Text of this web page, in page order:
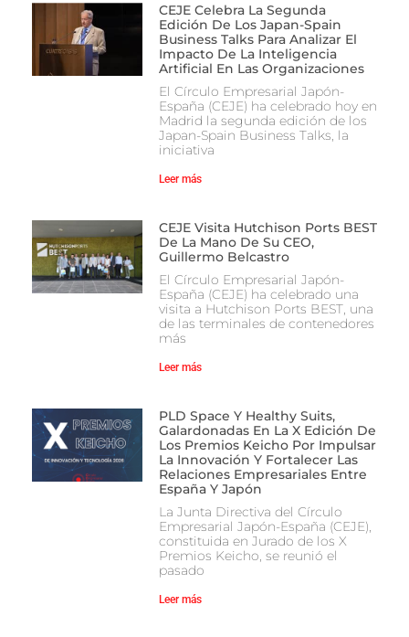
CEJE Celebra La Segunda
Edición De Los Japan-Spain
Business Talks Para Analizar El
Impacto De La Inteligencia
Artificial En Las Organizaciones
El Círculo Empresarial Japón-
España (CEJE) ha celebrado hoy en
Madrid la segunda edición de los
Japan-Spain Business Talks, la
iniciativa
Leer más
CEJE Visita Hutchison Ports BEST
De La Mano De Su CEO,
Guillermo Belcastro
El Círculo Empresarial Japón-
España (CEJE) ha celebrado una
visita a Hutchison Ports BEST, una
de las terminales de contenedores
más
Leer más
PLD Space Y Healthy Suits,
Galardonadas En La X Edición De
Los Premios Keicho Por Impulsar
La Innovación Y Fortalecer Las
Relaciones Empresariales Entre
España Y Japón
La Junta Directiva del Círculo
Empresarial Japón-España (CEJE),
constituida en Jurado de los X
Premios Keicho, se reunió el
pasado
Leer más